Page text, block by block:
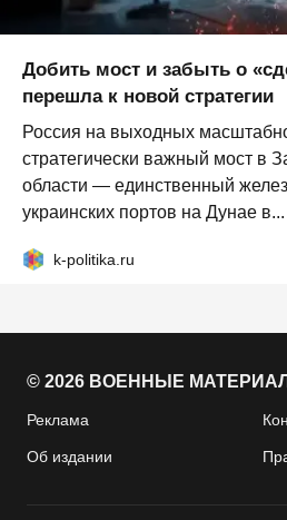
Добить мост и забыть о
перешла к новой стратегии
Россия на выходных
стратегически важный мост в
области — единственный
украинских портов на Дунае в...
k-politika.ru
© 2026 ВОЕННЫЕ
Реклама
Об издании